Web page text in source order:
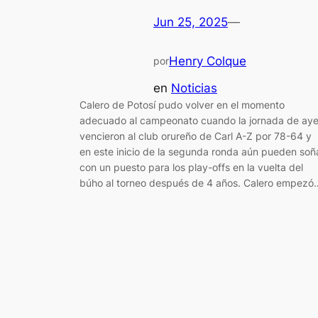
Jun 25, 2025—
porHenry Colque
en Noticias
Calero de Potosí pudo volver en el momento
adecuado al campeonato cuando la jornada de
vencieron al club orureño de Carl A-Z por 78-64 y
en este inicio de la segunda ronda aún pueden
con un puesto para los play-offs en la vuelta del
búho al torneo después de 4 años. Calero